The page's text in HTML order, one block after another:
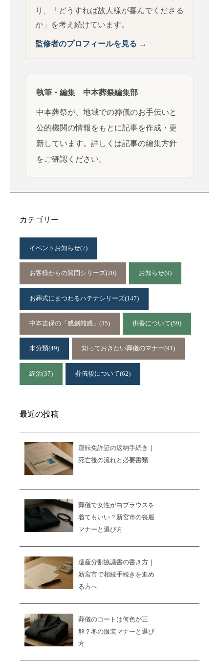
り、「どうすれば故人様が喜んでくださる
か」を考え続けています。
監修者のプロフィールを見る →
執筆・編集 中本葬祭編集部
中本葬祭が、地域での葬儀のお手伝いと
公的機関の情報をもとに記事を作成・更
新しています。詳しくは記事の編集方針
をご確認ください。
カテゴリー
イベントお知らせ(7)
お客様からの質問シリーズ(20) お知らせ(9)
お葬式にまつわるハテナシリーズ(147)
中本吉保の「感創雑感」 (35) 供養について(59)
未分類(49) 知っておきたい葬儀のマナー(91)
終活(37) 葬儀後について(62)
最近の投稿
運転免許証の返納手続き｜
死亡後の流れと必要書類
葬儀で女性が白ブラウスを
着てもいい？新宮市の喪服
マナーと選び方
遺産分割協議書の書き方｜
新宮市で相続手続きを進め
る方へ
葬儀のコートは何色が正
解？冬の服装マナーと選び
方